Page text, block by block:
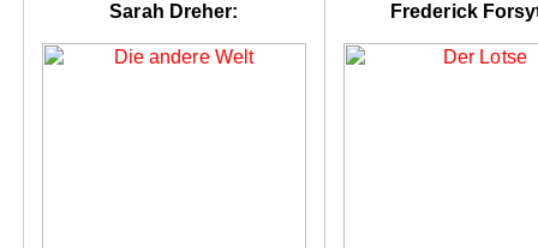
Sarah Dreher: Frederick